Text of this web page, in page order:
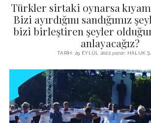
İYI YAŞAM VE MUTLULUK
BABIALI’DE CINAYET
GÜZEL MAVRELLA
BIZ KIMIZ?
DERS NOTLARI – LECTURE
MED 532 SPRING ‘25
YAZMADAN EDEMEDIM
HABERLER / NEWS
Türkler sirtaki oynarsa
Bizi ayırdığını sandığımız
bizi birleştiren şeyler
anlayacağız?
TARIH: 29 EYLÜL 2022yazar: HALUK